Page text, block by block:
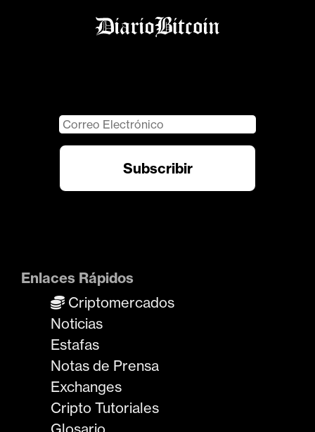
Enlaces Rápidos
Criptomercados
Noticias
Estafas
Notas de Prensa
Exchanges
Cripto Tutoriales